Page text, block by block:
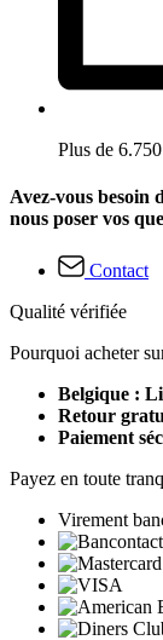
Plus de
Avez-vous besoin
nous poser vos
Contact
Qualité vérifiée
Pourquoi acheter
Belgique :
Retour
Paiement
Payez en toute
Virement